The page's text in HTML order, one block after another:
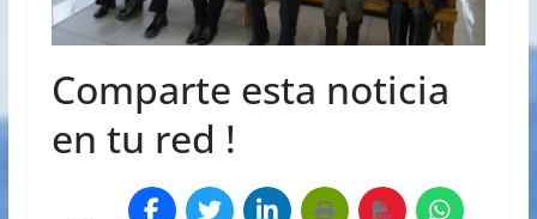
Comparte esta noticia
en tu red !